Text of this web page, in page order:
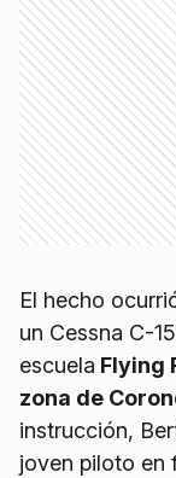
El hecho
un Cessna C-
escuela Flying
zona de
instrucción,
joven piloto en